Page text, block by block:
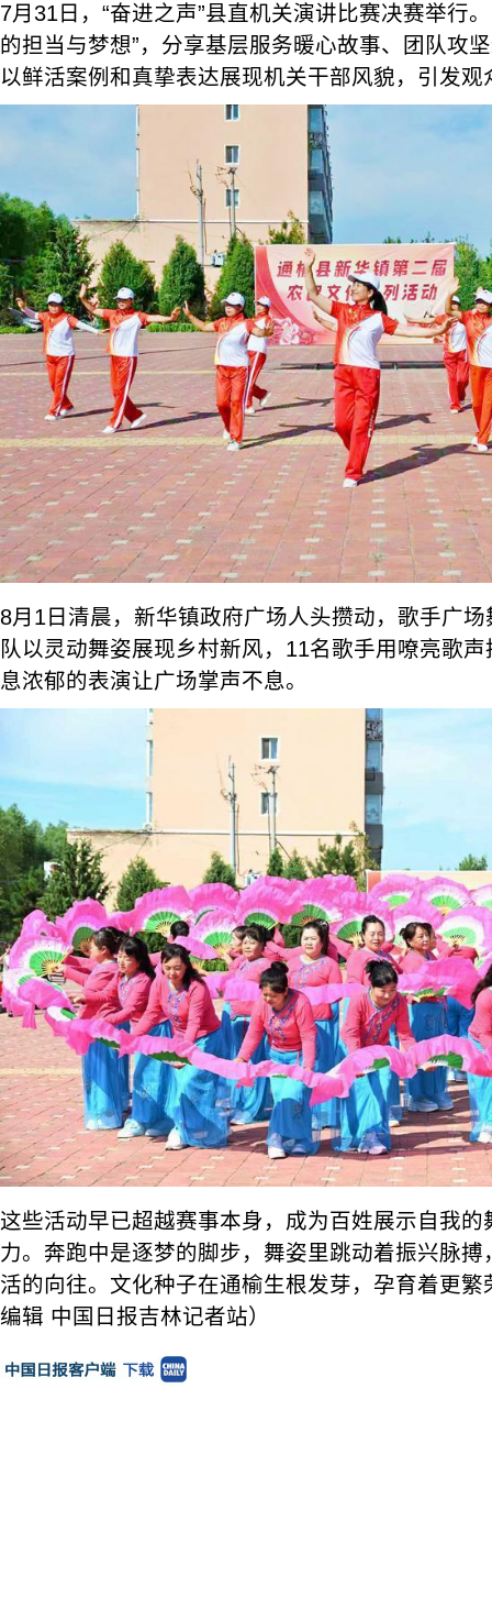
7月31日，“奋进之声”县直机关演讲比赛决赛举行
的担当与梦想”，分享基层服务暖心故事、团队攻
以鲜活案例和真挚表达展现机关干部风貌，引发观
8月1日清晨，新华镇政府广场人头攒动，歌手广
队以灵动舞姿展现乡村新风，11名歌手用嘹亮歌
息浓郁的表演让广场掌声不息。
这些活动早已超越赛事本身，成为百姓展示自我
力。奔跑中是逐梦的脚步，舞姿里跳动着振兴脉
活的向往。文化种子在通榆生根发芽，孕育着更
编辑 中国日报吉林记者站）